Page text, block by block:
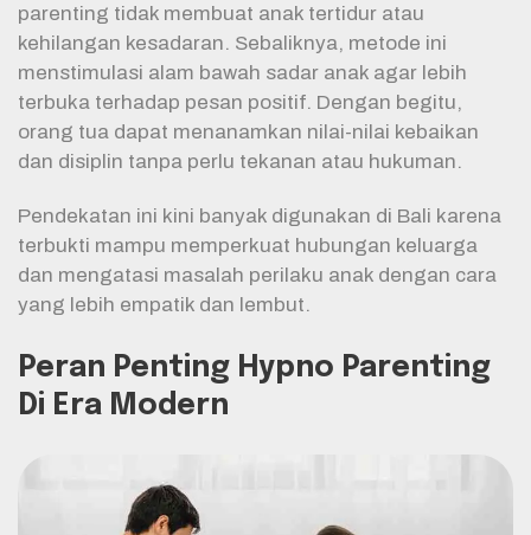
parenting tidak membuat anak tertidur atau
kehilangan kesadaran. Sebaliknya, metode ini
menstimulasi alam bawah sadar anak agar lebih
terbuka terhadap pesan positif. Dengan begitu,
orang tua dapat menanamkan nilai-nilai kebaikan
dan disiplin tanpa perlu tekanan atau hukuman.
Pendekatan ini kini banyak digunakan di Bali karena
terbukti mampu memperkuat hubungan keluarga
dan mengatasi masalah perilaku anak dengan cara
yang lebih empatik dan lembut.
Peran Penting Hypno Parenting
Di Era Modern